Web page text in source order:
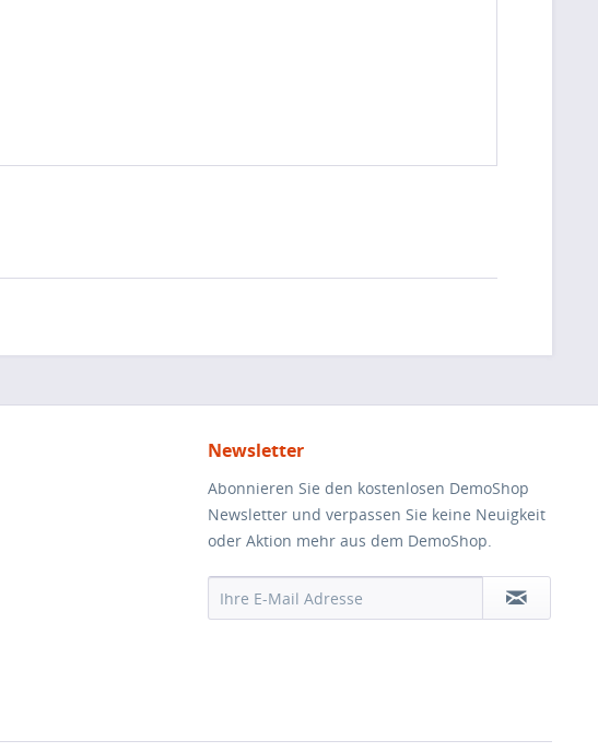
Newsletter
Abonnieren Sie den kostenlosen DemoShop
Newsletter und verpassen Sie keine Neuigkeit
oder Aktion mehr aus dem DemoShop.